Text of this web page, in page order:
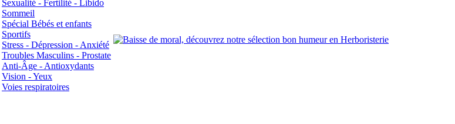
Sexualité - Fertilité - Libido
Sommeil
Spécial Bébés et enfants
Sportifs
Stress - Dépression - Anxiété
Troubles Masculins - Prostate
Anti-Âge - Antioxydants
Vision - Yeux
Voies respiratoires